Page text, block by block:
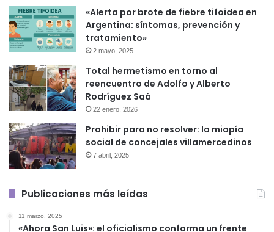
«Alerta por brote de fiebre tifoidea en
Argentina: síntomas, prevención y
tratamiento»
2 mayo, 2025
Total hermetismo en torno al
reencuentro de Adolfo y Alberto
Rodríguez Saá
22 enero, 2026
Prohibir para no resolver: la miopía
social de concejales villamercedinos
7 abril, 2025
Publicaciones más leídas
11 marzo, 2025
«Ahora San Luis»: el oficialismo conforma un frente